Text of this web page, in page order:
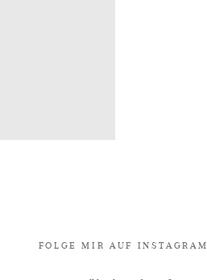
FOLGE MIR AUF INSTAGRAM